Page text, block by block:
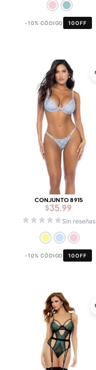
-10% CÓDIGO 10OFF
CONJUNTO 8915
$35.99
Sin reseñas
-10% CÓDIGO 10OFF